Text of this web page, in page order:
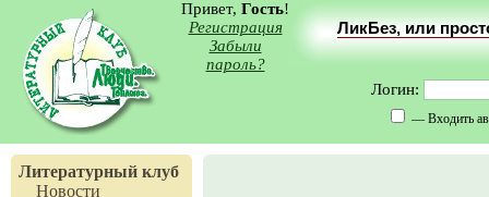
Привет, Гость!
Регистрация
Забыли
пароль?
ЛикБез, или
Логин:
— Входить
Литературный клуб
Новости